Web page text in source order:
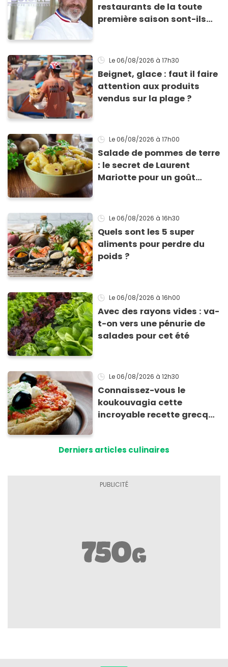
restaurants de la toute
première saison sont-ils
Le 06/08/2026 à 17h30
Beignet, glace : faut il faire
attention aux produits
vendus sur la plage ?
Le 06/08/2026 à 17h00
Salade de pommes de terre
: le secret de Laurent
Mariotte pour un goût
Le 06/08/2026 à 16h30
Quels sont les 5 super
aliments pour perdre du
poids ?
Le 06/08/2026 à 16h00
Avec des rayons vides : va-
t-on vers une pénurie de
salades pour cet été
Le 06/08/2026 à 12h30
Connaissez-vous le
koukouvagia cette
incroyable recette grecque
Derniers articles culinaires